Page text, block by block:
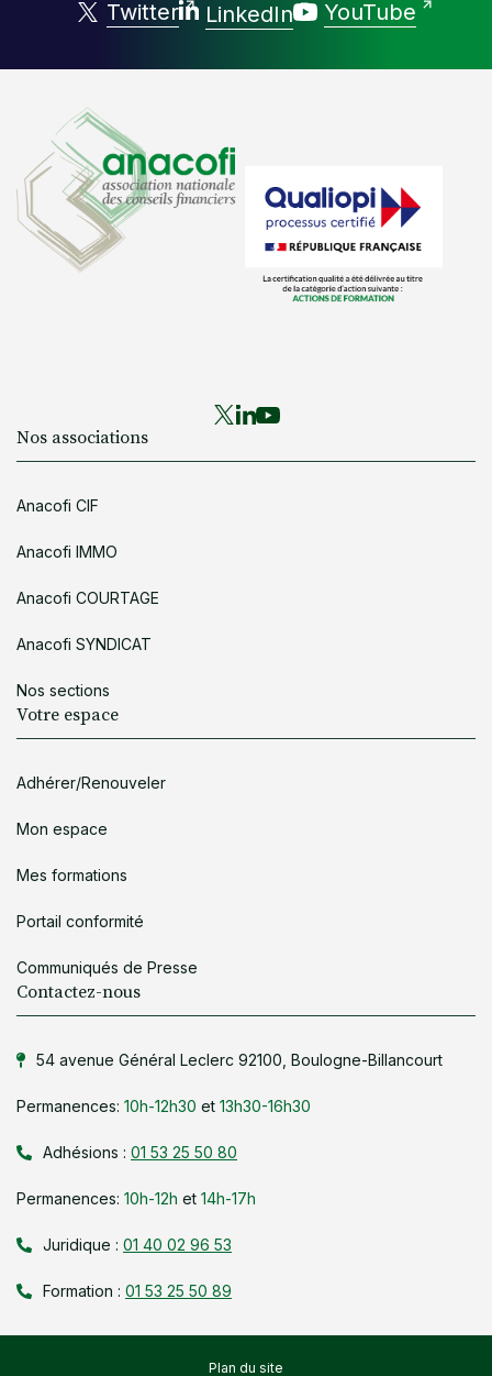
Twitter LinkedIn YouTube
Nos associations
Anacofi CIF
Anacofi IMMO
Anacofi COURTAGE
Anacofi SYNDICAT
Nos sections
Votre espace
Adhérer/Renouveler
Mon espace
Mes formations
Portail conformité
Communiqués de Presse
Contactez-nous
54 avenue Général Leclerc 92100, Boulogne-Billancourt
Permanences: 10h-12h30 et 13h30-16h30
Adhésions : 01 53 25 50 80
Permanences: 10h-12h et 14h-17h
Juridique : 01 40 02 96 53
Formation : 01 53 25 50 89
Plan du site